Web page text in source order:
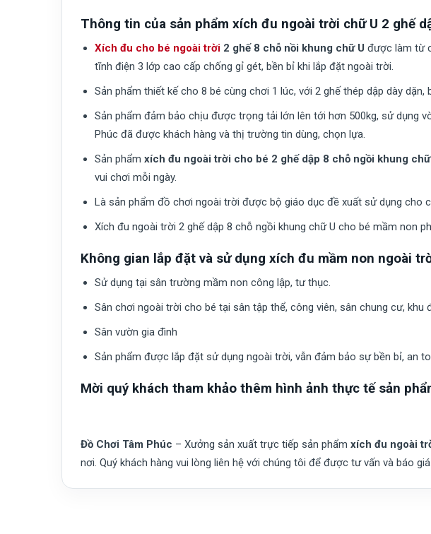
Thông tin của sản phẩm xích đu ngoài trời chữ U 2 ghế
Xích đu cho bé ngoài trời2 ghế 8 chỗ nồi khung chữ U được làm từ
tĩnh điện 3 lớp cao cấp chống gỉ gét, bền bỉ khi lắp đặt ngoài trời.
Sản phẩm thiết kế cho 8 bé cùng chơi 1 lúc, với 2 ghế thép dập dày dặn,
Sản phẩm đảm bảo chịu được trọng tải lớn lên tới hơn 500kg, sử dụng
Phúc đã được khách hàng và thị trường tin dùng, chọn lựa.
Sản phẩm xích đu ngoài trời cho bé 2 ghế dập 8 chỗ ngồi khung chữ
vui chơi mỗi ngày.
Là sản phẩm đồ chơi ngoài trời được bộ giáo dục đề xuất sử dụng cho
Xích đu ngoài trời 2 ghế dập 8 chỗ ngồi khung chữ U cho bé mầm non
Không gian lắp đặt và sử dụng xích đu mầm non ngoài
Sử dụng tại sân trường mầm non công lập, tư thục.
Sân chơi ngoài trời cho bé tại sân tập thể, công viên, sân chung cư,
Sân vườn gia đình
Sản phẩm được lắp đặt sử dụng ngoài trời, vẫn đảm bảo sự bền bỉ, an
Mời quý khách tham khảo thêm hình ảnh thực tế sản
Đồ Chơi Tâm Phúc – Xưởng sản xuất trực tiếp sản phẩm xích đu ngoài
nơi. Quý khách hàng vui lòng liên hệ với chúng tôi để được tư vấn và báo